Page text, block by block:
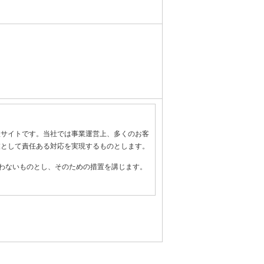
イトです。当社では事業運営上、多くのお客
して責任ある対応を実現するものとします。
いものとし、そのための措置を講じます。
理のために必要かつ適切な措置を講じるよ
します。